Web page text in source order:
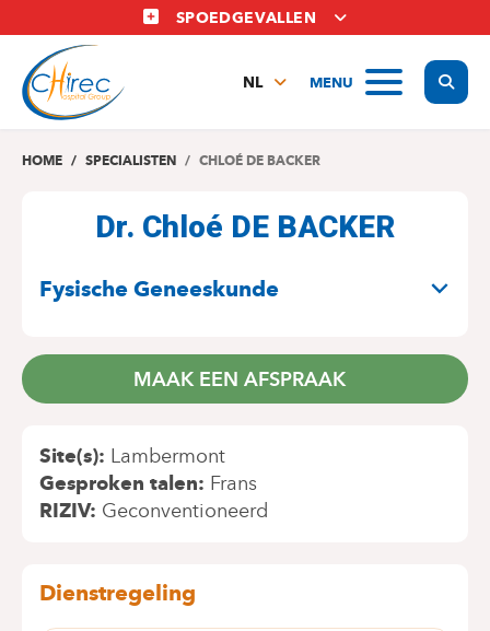
en
naar
inhoud
SPOEDGEVALLEN
MENU
NL
EN
HOME SPECIALISTEN CHLOÉ DE BACKER
Dr. Chloé DE BACKER
Fysische Geneeskunde
MAAK EEN AFSPRAAK
Site(s) Lambermont
Gesproken talen Frans
RIZIV Geconventioneerd
Dienstregeling